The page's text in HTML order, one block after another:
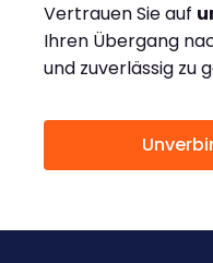
Vertrauen Sie auf
Ihren Übergang
und zuverlässig zu